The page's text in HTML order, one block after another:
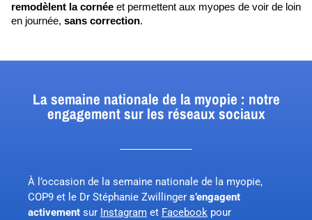
remodèlent la cornée et permettent aux myopes de voir de loin
en journée, sans correction.
La semaine nationale de la myopie : notre
engagement sur les réseaux sociaux
À l’occasion de la semaine nationale de la myopie,
COP9 et le Dr Stéphanie Zwillinger s’engagent
activement sur Instagram et Facebook pour